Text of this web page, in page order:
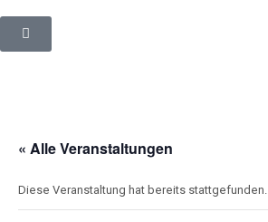
« Alle Veranstaltungen
Diese Veranstaltung hat bereits stattgefunden.